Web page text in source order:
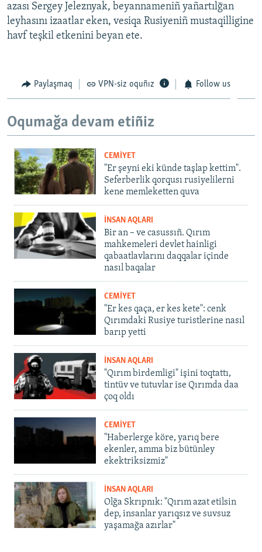
azası Sergey Jeleznyak, beyannameniñ yañartılğan
leyhasını izaatlar eken, vesiqa Rusiyeniñ mustaqilligine
havf teşkil etkenini beyan ete.
Paylaşmaq VPN-siz oquñız Follow us
Oqumağa devam etiñiz
CEMİYET
"Er şeyni eki künde taşlap kettim".
Seferberlik qorqusı rusiyelilerni
kene memleketten quva
İNSAN AQLARI
Bir an – ve casussıñ. Qırım
mahkemeleri devlet hainligi
qabaatlavlarını daqqalar içinde
nasıl baqalar
CEMİYET
"Er kes qaça, er kes kete": cenk
Qırımdaki Rusiye turistlerine nasıl
barıp yetti
İNSAN AQLARI
"Qırım birdemligi" işini toqtattı,
tintüv ve tutuvlar ise Qırımda daa
çoq oldı
CEMİYET
"Haberlerge köre, yarıq bere
ekenler, amma biz bütünley
ekektriksizmiz"
İNSAN AQLARI
Olğa Skrıpnık: "Qırım azat etilsin
dep, insanlar yarıqsız ve suvsuz
yaşamağa azırlar"